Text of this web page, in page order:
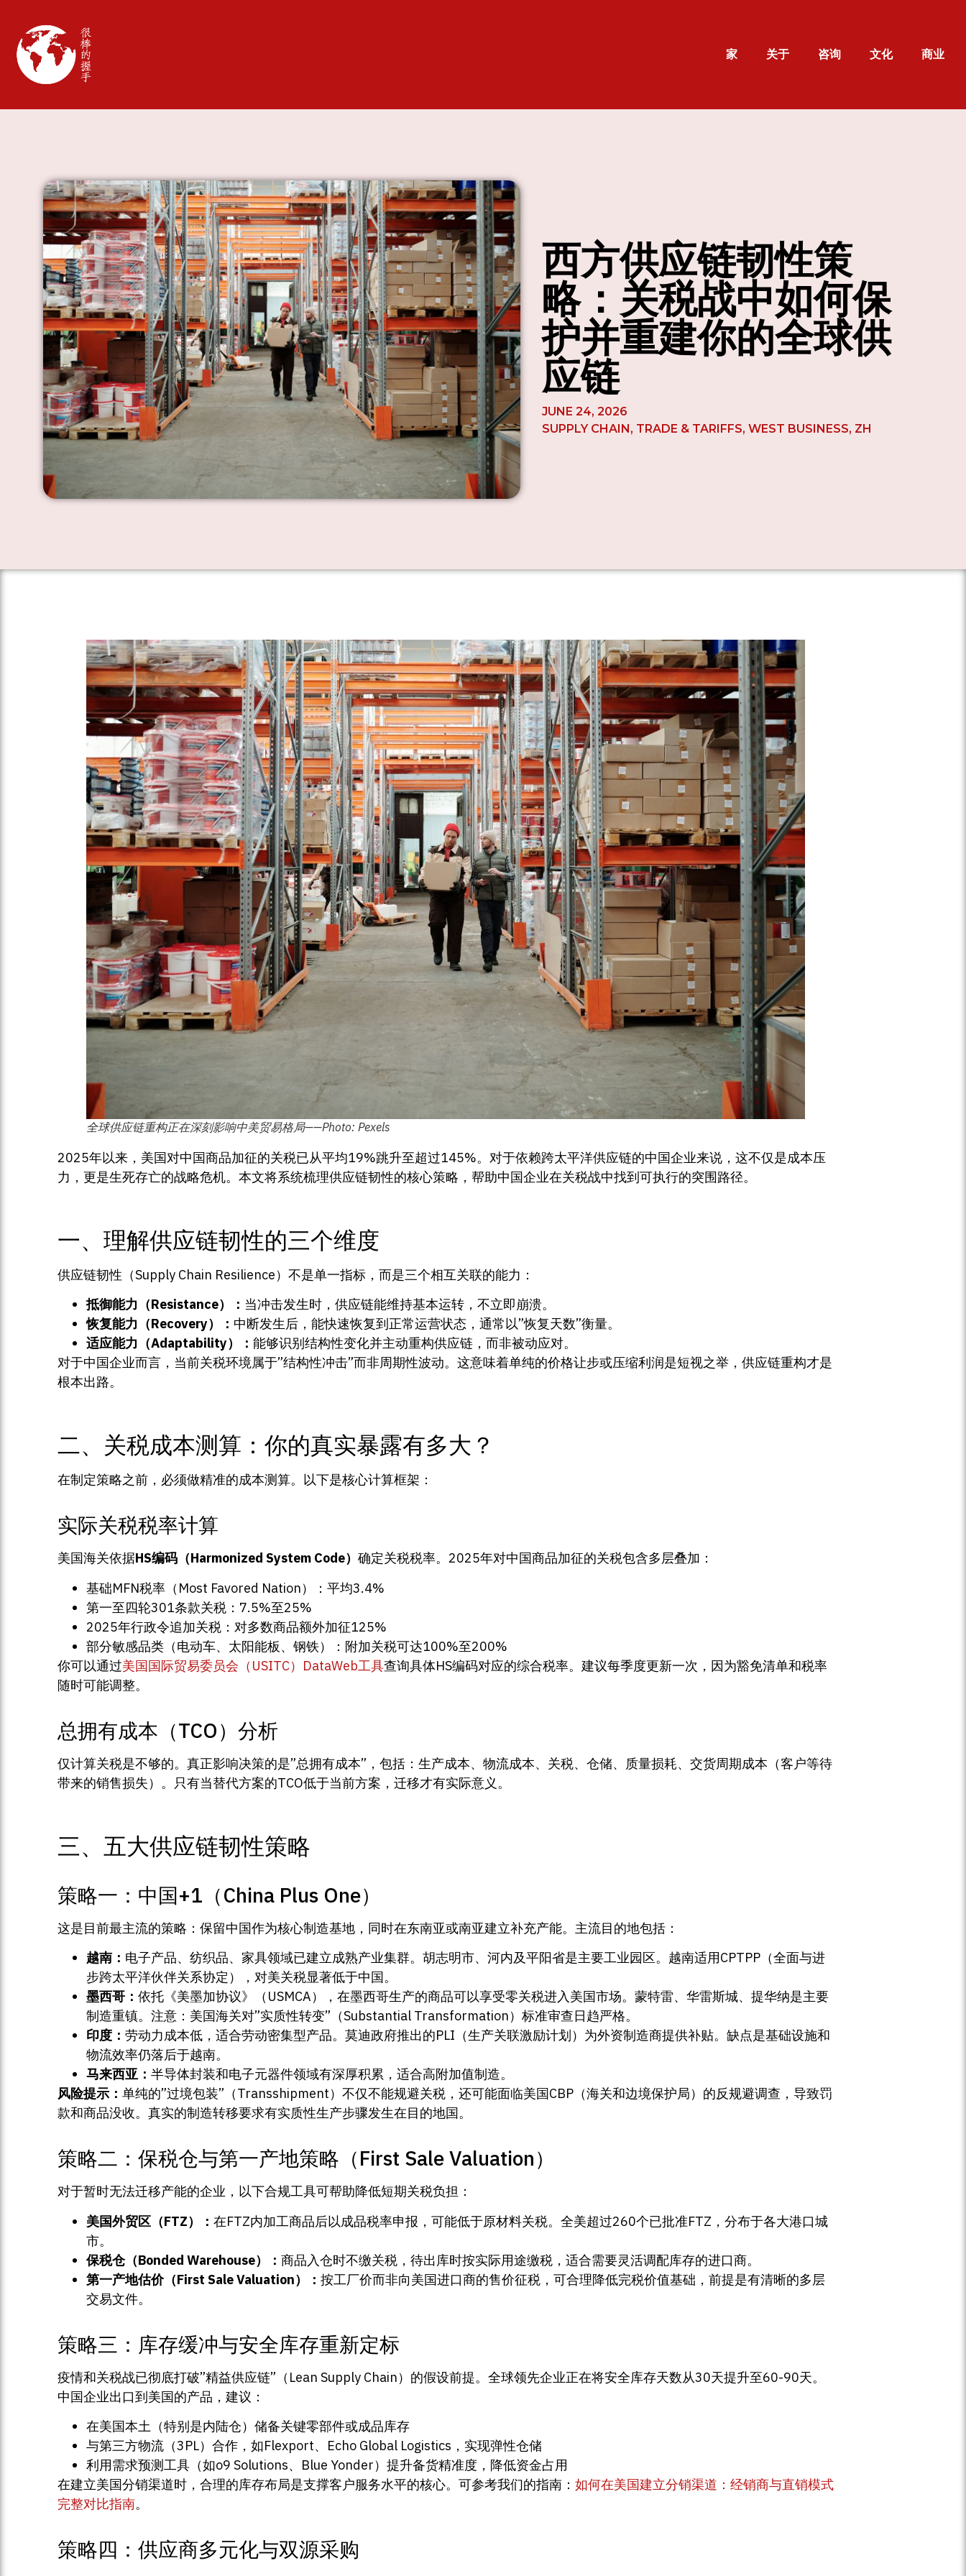
家 关于 咨询 文化 商业
西方供应链韧性策
略：关税战中如何保
护并重建你的全球供
应链
JUNE 24, 2026
SUPPLY CHAIN , TRADE & TARIFFS,WEST BUSINESS, ZH
全球供应链重构正在深刻影响中美贸易格局——Photo: Pexels
2025年以来，美国对中国商品加征的关税已从平均19%跳升至超过145%。对于依赖跨太平洋供应链的中国企业来说，这不仅是成本压
力，更是生死存亡的战略危机。本文将系统梳理供应链韧性的核心策略，帮助中国企业在关税战中找到可执行的突围路径。
一、理解供应链韧性的三个维度
供应链韧性（Supply Chain Resilience）不是单一指标，而是三个相互关联的能力：
抵御能力（Resistance）： 当冲击发生时，供应链能维持基本运转，不立即崩溃。
恢复能力（Recovery）： 中断发生后，能快速恢复到正常运营状态，通常以”恢复天数”衡量。
适应能力（Adaptability）： 能够识别结构性变化并主动重构供应链，而非被动应对。
对于中国企业而言，当前关税环境属于”结构性冲击”而非周期性波动。这意味着单纯的价格让步或压缩利润是短视之举，供应链重构才是
根本出路。
二、关税成本测算：你的真实暴露有多大？
在制定策略之前，必须做精准的成本测算。以下是核心计算框架：
实际关税税率计算
美国海关依据HS编码（Harmonized System Code） 确定关税税率。2025年对中国商品加征的关税包含多层叠加：
基础MFN税率（Most Favored Nation）：平均3.4%
第一至四轮301条款关税：7.5%至25%
2025年行政令追加关税：对多数商品额外加征125%
部分敏感品类（电动车、太阳能板、钢铁）：附加关税可达100%至200%
你可以通过美国国际贸易委员会（USITC）DataWeb工具查询具体HS编码对应的综合税率。建议每季度更新一次，因为豁免清单和税率
随时可能调整。
总拥有成本（TCO）分析
仅计算关税是不够的。真正影响决策的是”总拥有成本”，包括：生产成本、物流成本、关税、仓储、质量损耗、交货周期成本（客户等待
带来的销售损失）。只有当替代方案的TCO低于当前方案，迁移才有实际意义。
三、五大供应链韧性策略
策略一：中国+1（China Plus One）
这是目前最主流的策略：保留中国作为核心制造基地，同时在东南亚或南亚建立补充产能。主流目的地包括：
越南： 电子产品、纺织品、家具领域已建立成熟产业集群。胡志明市、河内及平阳省是主要工业园区。越南适用CPTPP（全面与进
步跨太平洋伙伴关系协定），对美关税显著低于中国。
墨西哥： 依托《美墨加协议》（USMCA），在墨西哥生产的商品可以享受零关税进入美国市场。蒙特雷、华雷斯城、提华纳是主要
制造重镇。注意：美国海关对”实质性转变”（Substantial Transformation）标准审查日趋严格。
印度： 劳动力成本低，适合劳动密集型产品。莫迪政府推出的PLI（生产关联激励计划）为外资制造商提供补贴。缺点是基础设施和
物流效率仍落后于越南。
马来西亚： 半导体封装和电子元器件领域有深厚积累，适合高附加值制造。
风险提示： 单纯的”过境包装”（Transshipment）不仅不能规避关税，还可能面临美国CBP（海关和边境保护局）的反规避调查，导致罚
款和商品没收。真实的制造转移要求有实质性生产步骤发生在目的地国。
策略二：保税仓与第一产地策略（First Sale Valuation）
对于暂时无法迁移产能的企业，以下合规工具可帮助降低短期关税负担：
美国外贸区（FTZ）： 在FTZ内加工商品后以成品税率申报，可能低于原材料关税。全美超过260个已批准FTZ，分布于各大港口城
市。
保税仓（Bonded Warehouse）： 商品入仓时不缴关税，待出库时按实际用途缴税，适合需要灵活调配库存的进口商。
第一产地估价（First Sale Valuation）： 按工厂价而非向美国进口商的售价征税，可合理降低完税价值基础，前提是有清晰的多层
交易文件。
策略三：库存缓冲与安全库存重新定标
疫情和关税战已彻底打破”精益供应链”（Lean Supply Chain）的假设前提。全球领先企业正在将安全库存天数从30天提升至60-90天。
中国企业出口到美国的产品，建议：
在美国本土（特别是内陆仓）储备关键零部件或成品库存
与第三方物流（3PL）合作，如Flexport、Echo Global Logistics，实现弹性仓储
利用需求预测工具（如o9 Solutions、Blue Yonder）提升备货精准度，降低资金占用
在建立美国分销渠道时，合理的库存布局是支撑客户服务水平的核心。可参考我们的指南： 如何在美国建立分销渠道：经销商与直销模式
完整对比指南。
策略四：供应商多元化与双源采购